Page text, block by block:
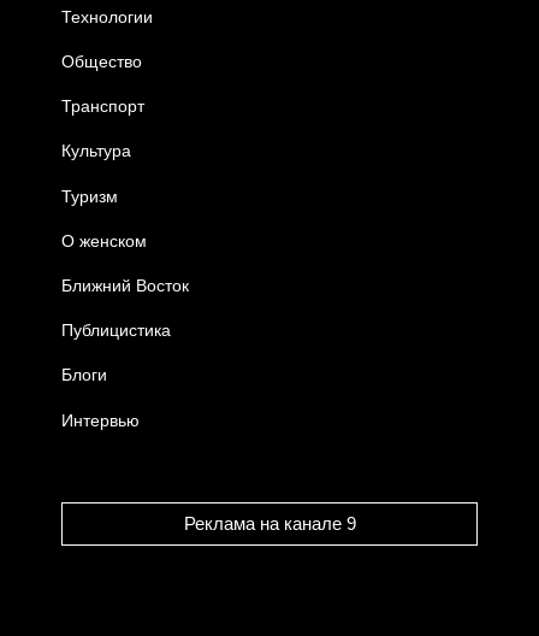
Технологии
Общество
Транспорт
Культура
Туризм
О женском
Ближний Восток
Публицистика
Блоги
Интервью
Реклама на канале 9